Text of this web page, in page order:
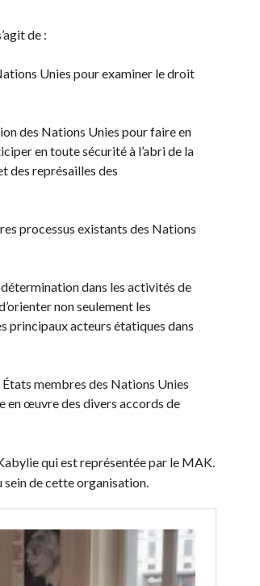
de :
Unies pour examiner le droit
des Nations Unies pour faire en
en toute sécurité à l’abri de la
des représailles des
processus existants des Nations
dans les activités de
non seulement les
principaux acteurs étatiques dans
membres des Nations Unies
en œuvre des divers accords de
qui est représentée par le MAK.
sein de cette organisation.